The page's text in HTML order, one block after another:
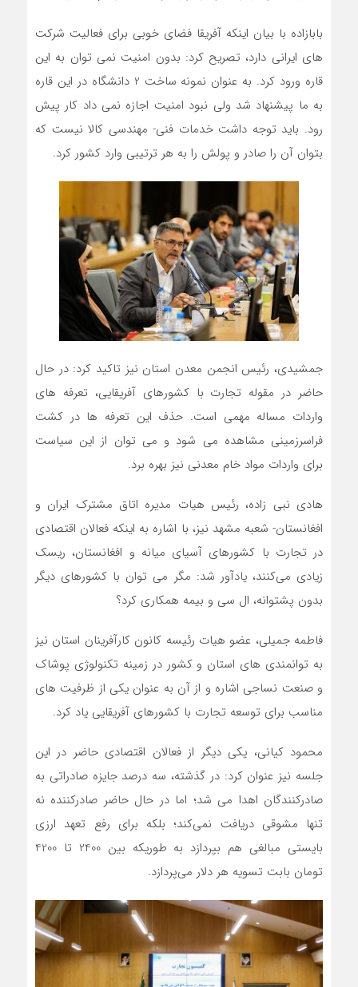
بابازاده با بیان اینکه آفریقا فضای خوبی برای فعالیت شرکت
های ایرانی دارد، تصریح کرد: بدون امنیت نمی توان به این
قاره ورود کرد. به عنوان نمونه ساخت 2 دانشگاه در این قاره
به ما پیشنهاد شد ولی نبود امنیت اجازه نمی داد کار پیش
رود. باید توجه داشت خدمات فنی- مهندسی کالا نیست که
بتوان آن را صادر و پولش را به هر ترتیبی وارد کشور کرد.
جمشیدی، رئیس انجمن معدن استان نیز تاکید کرد: در حال
حاضر در مقوله تجارت با کشورهای آفریقایی، تعرفه های
واردات مساله مهمی است. حذف این تعرفه ها در کشت
فراسرزمینی مشاهده می شود و می توان از این سیاست
برای واردات مواد خام معدنی نیز بهره برد.
هادی نبی زاده، رئیس هیات مدیره اتاق مشترک ایران و
افغانستان- شعبه مشهد نیز، با اشاره به اینکه فعالان اقتصادی
در تجارت با کشورهای آسیای میانه و افغانستان، ریسک
زیادی می‌کنند، یادآور شد: مگر می توان با کشورهای دیگر
بدون پشتوانه، ال سی و بیمه همکاری کرد؟
فاطمه جمیلی، عضو هیات رئیسه کانون کارآفرینان استان نیز
به توانمندی های استان و کشور در زمینه تکنولوژی پوشاک
و صنعت نساجی اشاره و از آن به عنوان یکی از ظرفیت های
مناسب برای توسعه تجارت با کشورهای آفریقایی یاد کرد.
محمود کیانی، یکی دیگر از فعالان اقتصادی حاضر در این
جلسه نیز عنوان کرد: در گذشته، سه درصد جایزه صادراتی به
صادرکنندگان اهدا می شد؛ اما در حال حاضر صادرکننده نه
تنها مشوقی دریافت نمی‌کند؛ بلکه برای رفع تعهد ارزی
بایستی مبالغی هم بپردازد به طوریکه بین 2400 تا 4200
تومان بابت تسویه هر دلار می‌پردازد.